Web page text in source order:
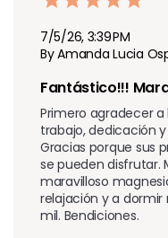
7/5/26, 3:39 PM
By Amanda Lucia
Fantástico!!!
Primero agradecer
trabajo, dedicación
Gracias porque sus
se pueden disfrutar.
maravilloso
relajación y a
mil. Bendiciones.